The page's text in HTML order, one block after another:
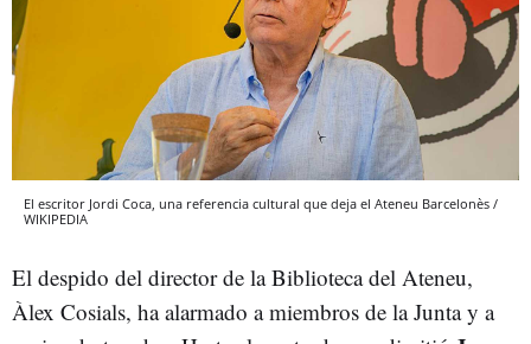
El escritor Jordi Coca, una referencia cultural que deja el Ateneu Barcelonès /
WIKIPEDIA
El despido del director de la Biblioteca del Ateneu,
Àlex Cosials, ha alarmado a miembros de la Junta y a